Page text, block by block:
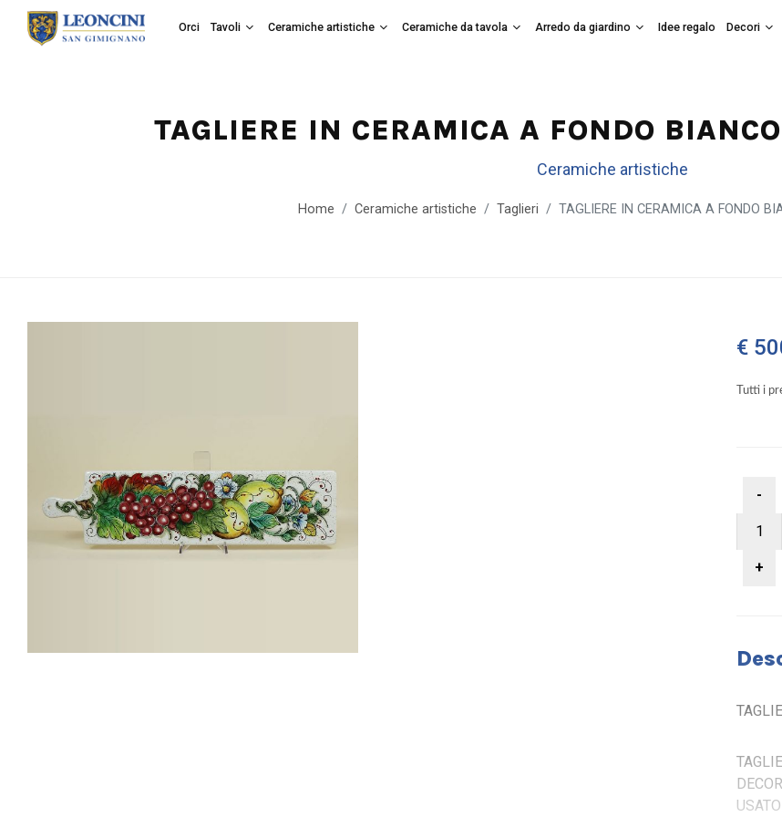
Orci Tavoli Ceramiche artistiche Ceramiche da tavola Arredo da giardino Idee regalo Decori
TAGLIERE IN CERAMICA A FONDO
Ceramiche artistiche
Home Ceramiche artistiche Taglieri TAGLIERE IN CERAMICA A FONDO
€
Tutti i